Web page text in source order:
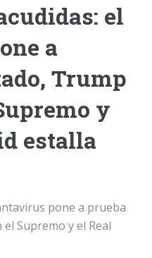
el
a
Trump
y
estalla
pone a prueba
Supremo y el Real